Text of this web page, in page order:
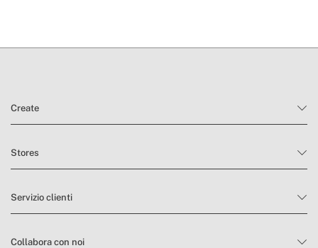
Create
Stores
Servizio clienti
Collabora con noi